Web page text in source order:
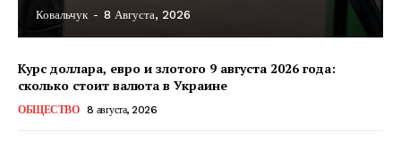
КавПолит
Ковальчук - 8 Августа, 2026
Курс доллара, евро и злотого 9 августа 2026 года:
сколько стоит валюта в Украине
ОБЩЕСТВО 8 августа, 2026